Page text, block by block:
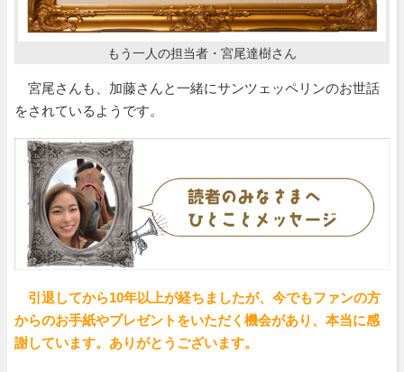
もう一人の担当者・宮尾達樹さん
宮尾さんも、加藤さんと一緒にサンツェッペリンのお世話
をされているようです。
引退してから10年以上が経ちましたが、今でもファンの方
からのお手紙やプレゼントをいただく機会があり、本当に感
謝しています。ありがとうございます。